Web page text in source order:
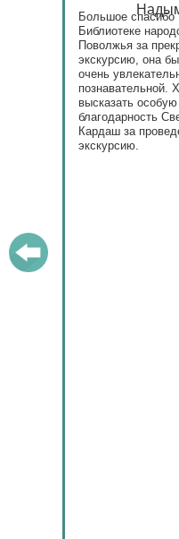
Большое спасибо
Библиотеке
Поволжья за
экскурсию, она
очень
познавательной.
высказать особую
благодарность
Кардаш за
экскурсию.